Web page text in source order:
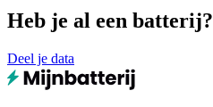
Heb je al een batterij?
Deel je data